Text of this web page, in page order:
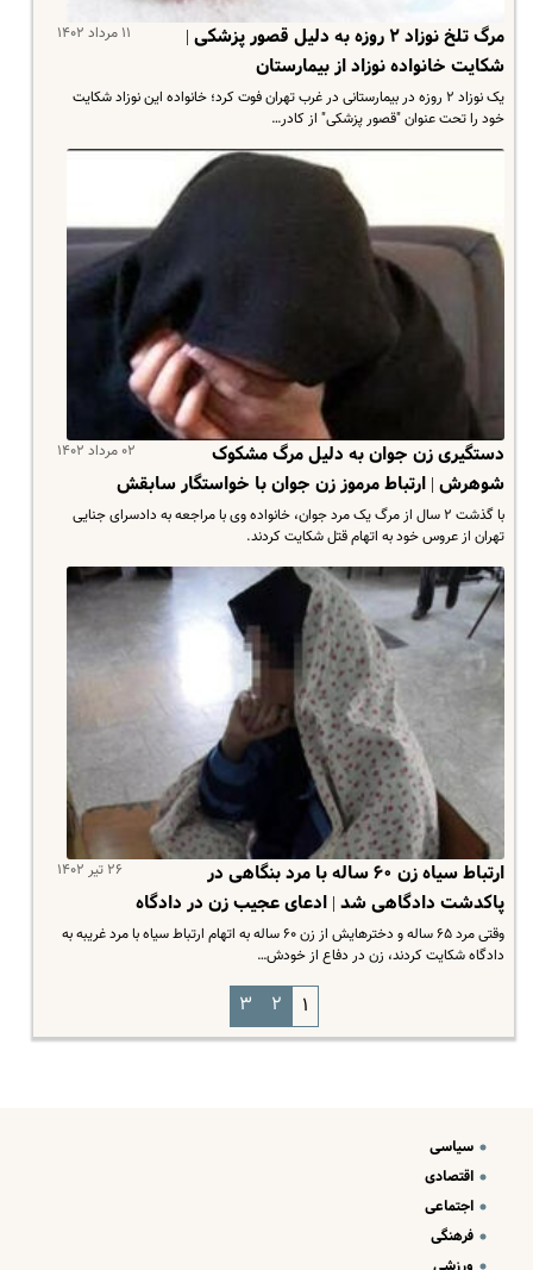
۱۱ مرداد ۱۴۰۲
مرگ تلخ نوزاد ۲ روزه به دلیل قصور پزشکی |
شکایت خانواده نوزاد از بیمارستان
یک نوزاد ۲ روزه در بیمارستانی در غرب تهران فوت کرد؛ خانواده‌ این نوزاد شکایت
خود را تحت عنوان "قصور پزشکی" از کادر…
۰۲ مرداد ۱۴۰۲
دستگیری زن جوان به دلیل مرگ مشکوک
شوهرش | ارتباط مرموز زن جوان با خواستگار سابقش
با گذشت ۲ سال از مرگ یک مرد جوان، ‌خانواده وی با مراجعه به دادسرای جنایی
تهران از عروس خود به اتهام قتل شکایت کردند.
۲۶ تیر ۱۴۰۲
ارتباط سیاه زن ۶۰ ساله با مرد بنگاهی در
پاکدشت دادگاهی شد | ادعای عجیب زن در دادگاه
وقتی مرد ۶۵ ساله و دخترهایش از زن ۶۰ ساله به اتهام ارتباط سیاه با مرد غریبه به
دادگاه شکایت کردند، زن در دفاع از خودش…
۱ ۲ ۳
سیاسی
اقتصادی
اجتماعی
فرهنگی